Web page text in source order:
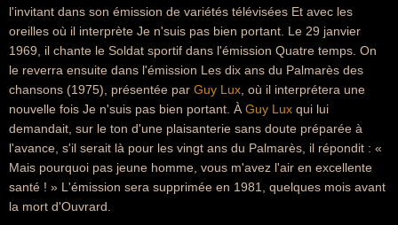
l'invitant dans son émission de variétés télévisées Et avec les
oreilles où il interprète Je n'suis pas bien portant. Le 29 janvier
1969, il chante le Soldat sportif dans l'émission Quatre temps. On
le reverra ensuite dans l'émission Les dix ans du Palmarès des
chansons (1975), présentée par Guy Lux , où il interprétera une
nouvelle fois Je n'suis pas bien portant. À Guy Lux qui lui
demandait, sur le ton d'une plaisanterie sans doute préparée à
l'avance, s'il serait là pour les vingt ans du Palmarès, il répondit : «
Mais pourquoi pas jeune homme, vous m'avez l'air en excellente
santé ! » L'émission sera supprimée en 1981, quelques mois avant
la mort d'Ouvrard.